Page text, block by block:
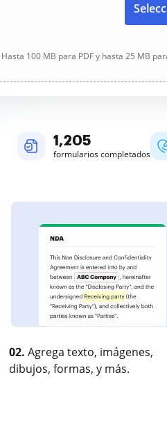
Hasta 100 MB para PDF y hasta 25 MB para
1,205
formularios completados
02. Agrega texto, imágenes,
dibujos, formas, y más.